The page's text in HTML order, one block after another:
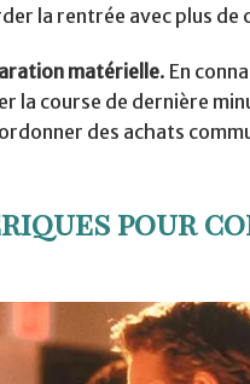
la rentrée avec plus de
matérielle. En
course de dernière
des achats
pour